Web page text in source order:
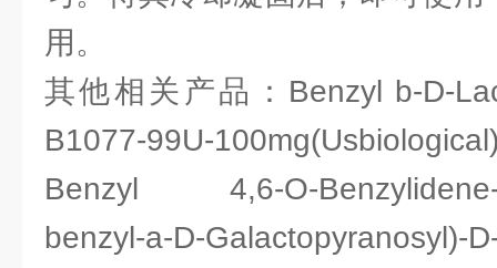
用。
其他相关产品：Benzyl b-D-
B1077-99U-
Benzyl 4,6-O-Benzylidene-
benzyl-a-D-Galactopyranosyl)-